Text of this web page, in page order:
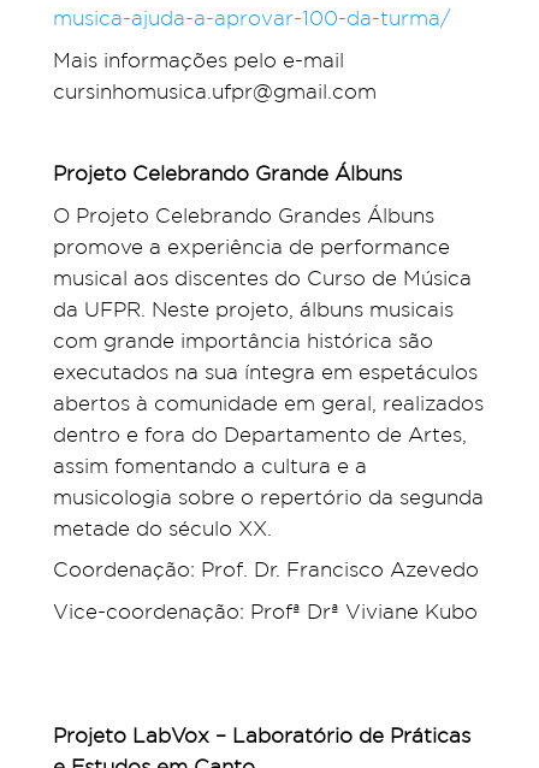
musica-ajuda-a-aprovar-100-da-turma/
Mais informações pelo e-mail
cursinhomusica.ufpr@gmail.com
Projeto Celebrando Grande Álbuns
O Projeto Celebrando Grandes Álbuns
promove a experiência de performance
musical aos discentes do Curso de Música
da UFPR. Neste projeto, álbuns musicais
com grande importância histórica são
executados na sua íntegra em espetáculos
abertos à comunidade em geral, realizados
dentro e fora do Departamento de Artes,
assim fomentando a cultura e a
musicologia sobre o repertório da segunda
metade do século XX.
Coordenação: Prof. Dr. Francisco Azevedo
Vice-coordenação: Profª Drª Viviane Kubo
Projeto LabVox – Laboratório de Práticas